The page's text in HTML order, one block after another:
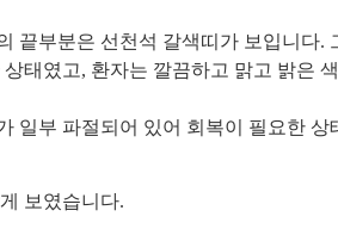
끝부분은 선천석 갈색띠가 보입니
태였고, 환자는 깔끔하고 맑고 밝은
일부 파절되어 있어 회복이 필요한 상
보였습니다.